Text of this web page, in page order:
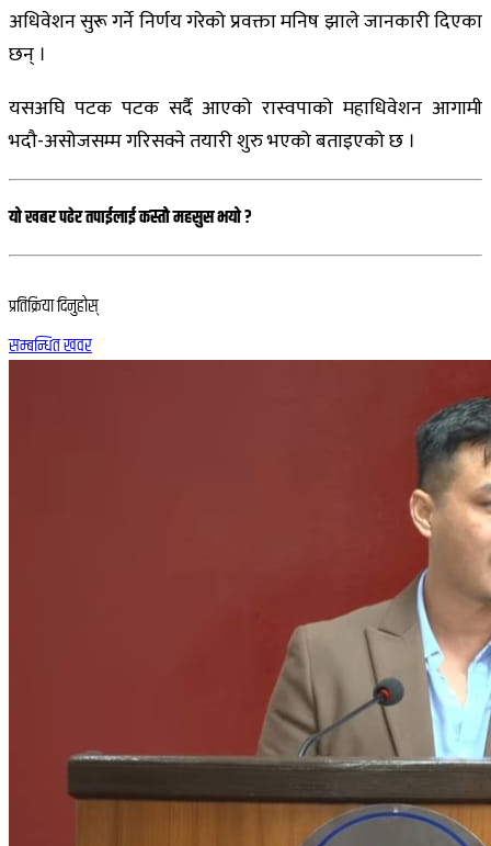
अधिवेशन सुरू गर्ने निर्णय गरेको प्रवक्ता मनिष झाले जानकारी दिएका
छन् ।
यसअघि पटक पटक सर्दै आएको रास्वपाको महाधिवेशन आगामी
भदौ-असोजसम्म गरिसक्ने तयारी शुरु भएको बताइएको छ ।
यो खबर पढेर तपाईलाई कस्तो महसुस भयो ?
प्रतिक्रिया दिनुहोस्
सम्बन्धित खवर